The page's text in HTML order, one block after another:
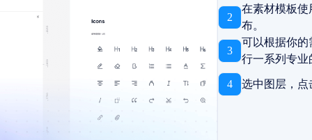
2
在素材模板使
布。
3
可以根据你的
行一系列专
4 选中图层，点